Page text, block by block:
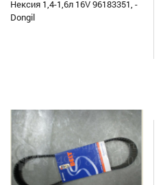
Нексия 1,4-1,6л 16V 96183351, -
Dongil